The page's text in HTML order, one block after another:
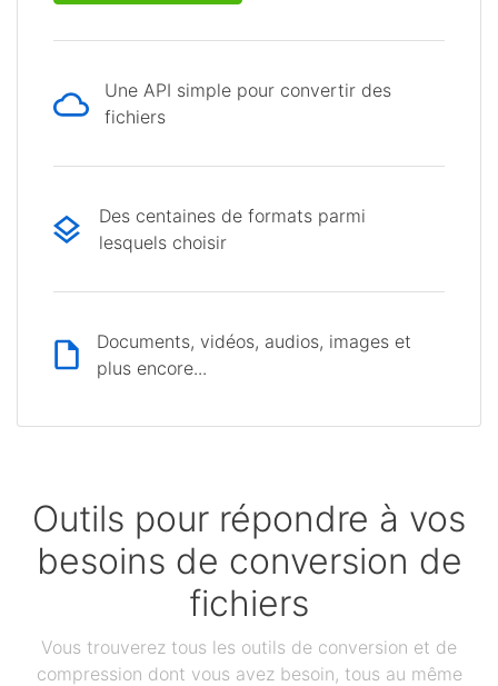
Une API simple pour convertir des
fichiers
Des centaines de formats parmi
lesquels choisir
Documents, vidéos, audios, images et
plus encore...
Outils pour répondre à vos
besoins de conversion de
fichiers
Vous trouverez tous les outils de conversion et de
compression dont vous avez besoin, tous au même